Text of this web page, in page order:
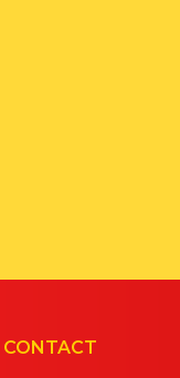
CONTACT